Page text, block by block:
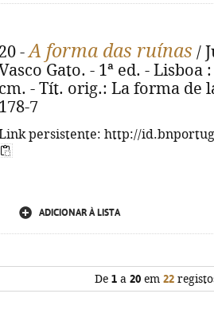
20 -A forma das ruínas /
Gato. - 1ª ed. - Lisboa
cm. - Tít. orig.: La forma de
178-7
persistente: http://
ADICIONAR À LISTA
De 1a 20em 22